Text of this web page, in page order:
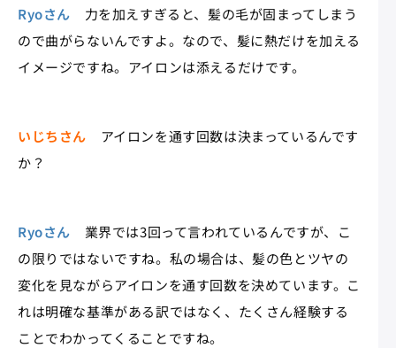
Ryoさん 力を加えすぎると、髪の毛が固まってしまう
ので曲がらないんですよ。なので、髪に熱だけを加える
イメージですね。アイロンは添えるだけです。
いじちさん アイロンを通す回数は決まっているんです
か？
Ryoさん 業界では3回って言われているんですが、こ
の限りではないですね。私の場合は、髪の色とツヤの
変化を見ながらアイロンを通す回数を決めています。こ
れは明確な基準がある訳ではなく、たくさん経験する
ことでわかってくることですね。